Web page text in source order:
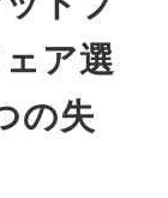
ア選
の失